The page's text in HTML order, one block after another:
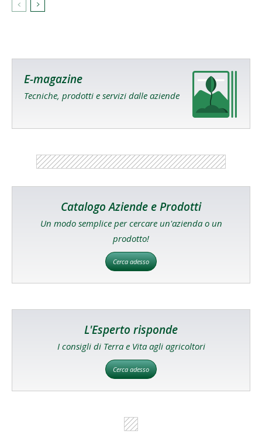
E-magazine
Tecniche, prodotti e servizi dalle aziende
Catalogo Aziende e Prodotti
Un modo semplice per cercare un'azienda o un
prodotto!
Cerca adesso
L'Esperto risponde
I consigli di Terra e Vita agli agricoltori
Cerca adesso